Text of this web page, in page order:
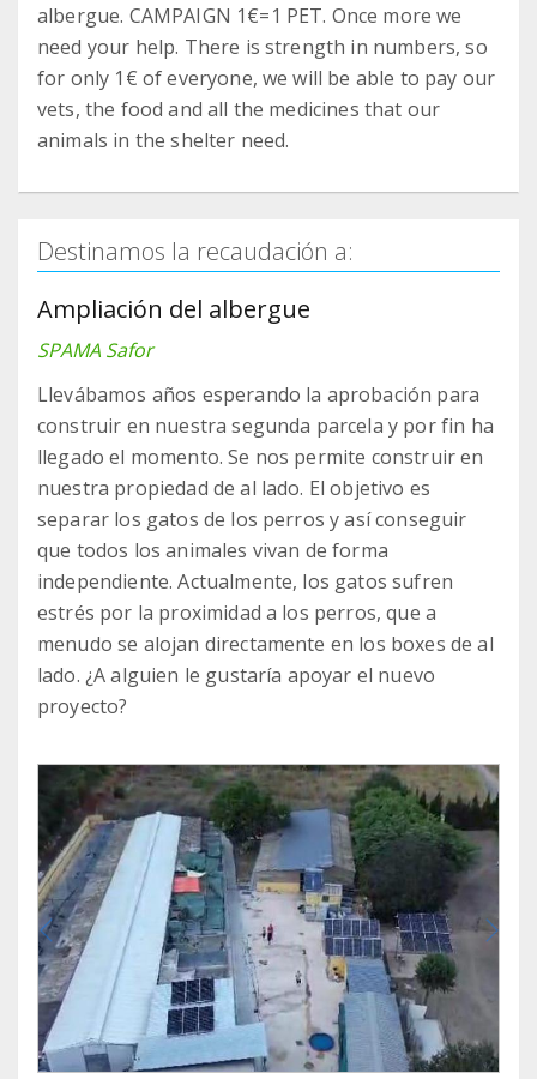
albergue. CAMPAIGN 1€=1 PET. Once more we
need your help. There is strength in numbers, so
for only 1€ of everyone, we will be able to pay our
vets, the food and all the medicines that our
animals in the shelter need.
Destinamos la recaudación a:
Ampliación del albergue
SPAMA Safor
Llevábamos años esperando la aprobación para
construir en nuestra segunda parcela y por fin ha
llegado el momento. Se nos permite construir en
nuestra propiedad de al lado. El objetivo es
separar los gatos de los perros y así conseguir
que todos los animales vivan de forma
independiente. Actualmente, los gatos sufren
estrés por la proximidad a los perros, que a
menudo se alojan directamente en los boxes de al
lado. ¿A alguien le gustaría apoyar el nuevo
proyecto?